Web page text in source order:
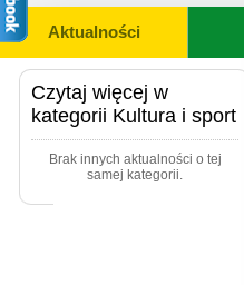
Aktualności
Czytaj więcej w
kategorii Kultura i sport
Brak innych aktualności o tej
samej kategorii.